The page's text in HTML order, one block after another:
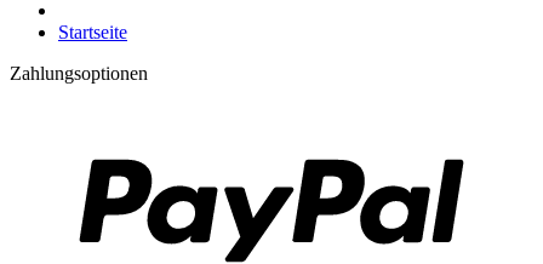
Startseite
Zahlungsoptionen